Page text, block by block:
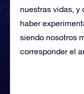
nuestras vidas, y
haber
siendo nosotros
corresponder el